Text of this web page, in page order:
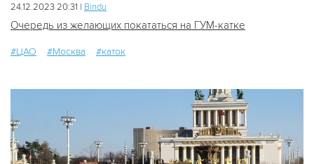
24.12.2023 20:31 | Bindu
Очередь из желающих покататься на ГУМ-катке
#ЦАО #Москва #каток